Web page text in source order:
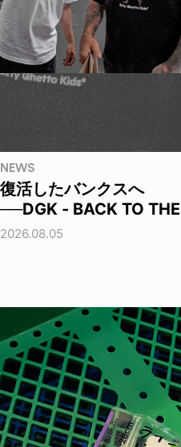
NEWS
復活したバンクスへ
──DGK - BACK TO
2026.08.05